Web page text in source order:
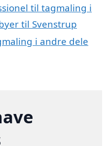
til tagmaling i
til Svenstrup
i andre dele